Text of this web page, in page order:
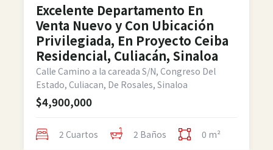
Excelente Departamento En
Venta Nuevo y Con Ubicación
Privilegiada, En Proyecto Ceiba
Residencial, Culiacán, Sinaloa
Calle Camino a la careada S/N, Congreso Del
Estado, Culiacan, De Rosales, Sinaloa
$4,900,000
2 Cuartos 2 Baños 0 m²